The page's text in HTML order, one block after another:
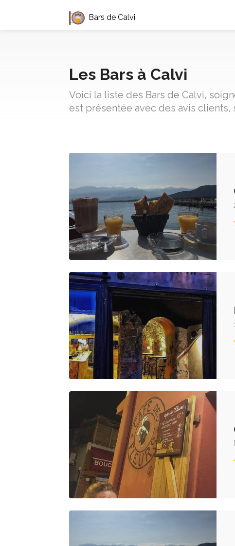
Bars de Calvi
Les Bars à Calvi
Voici la liste des Bars de Calvi,
est présentée avec des avis